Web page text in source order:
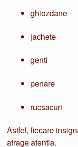
ghiozdane
jachete
genti
penare
rucsacuri
Astfel, fiecare
atrage atentia.